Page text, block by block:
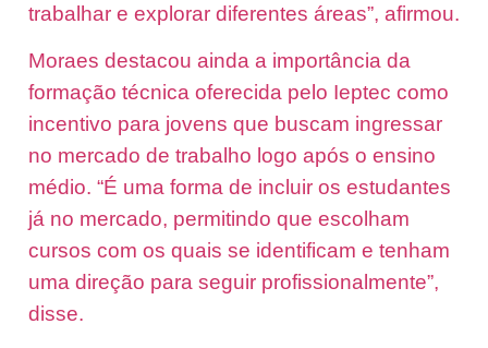
trabalhar e explorar diferentes áreas”, afirmou.
Moraes destacou ainda a importância da
formação técnica oferecida pelo Ieptec como
incentivo para jovens que buscam ingressar
no mercado de trabalho logo após o ensino
médio. “É uma forma de incluir os estudantes
já no mercado, permitindo que escolham
cursos com os quais se identificam e tenham
uma direção para seguir profissionalmente”,
disse.